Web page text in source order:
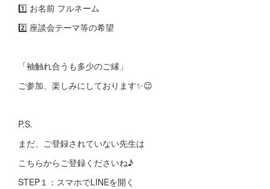
1️⃣ お名前 フルネーム
2️⃣ 座談会テーマ等の希望
「袖触れ合うも多少のご縁」
ご参加、楽しみにしております✨😉
P.S.
まだ、ご登録されていない先生は
こちらからご登録くださいね♪
STEP１：スマホでLINEを開く